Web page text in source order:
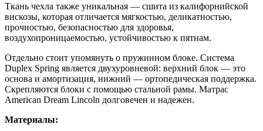
Ткань чехла также уникальная — сшита из калифорнийской
вискозы, которая отличается мягкостью, деликатностью,
прочностью, безопасностью для здоровья,
воздухопроницаемостью, устойчивостью к пятнам.
Отдельно стоит упомянуть о пружинном блоке. Система
Duplex Spring является двухуровневой: верхний блок — это
основа и амортизация, нижний — ортопедическая поддержка.
Скрепляются блоки с помощью стальной рамы. Матрас
American Dream Lincoln долговечен и надежен.
Материалы: